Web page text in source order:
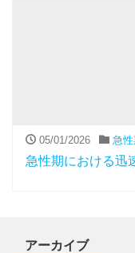
05/01/2026 急性
急性期における迅
アーカイブ